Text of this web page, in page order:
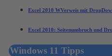
Excel 2010 WVerweis mit
Excel 2010: Seitenumbruch und
Windows 11 Tipps